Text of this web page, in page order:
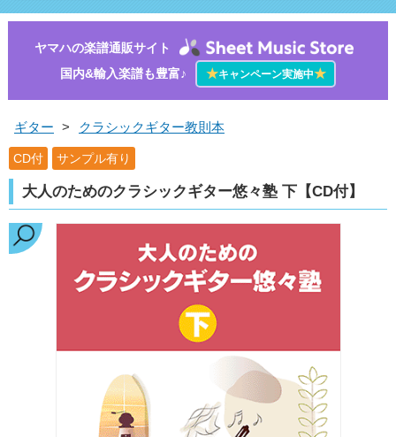
ヤマハの楽譜通販サイト
国内&輸入楽譜も豊富♪
★キャンペーン実施中★
ギター > クラシックギター教則本
CD付 サンプル有り
大人のためのクラシックギター悠々塾 下【CD付】